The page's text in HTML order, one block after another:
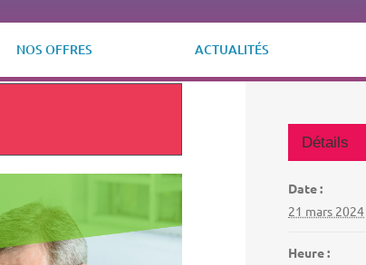
NOS OFFRES ACTUALITÉS
Détails
Date :
21 mars 2024
Heure :